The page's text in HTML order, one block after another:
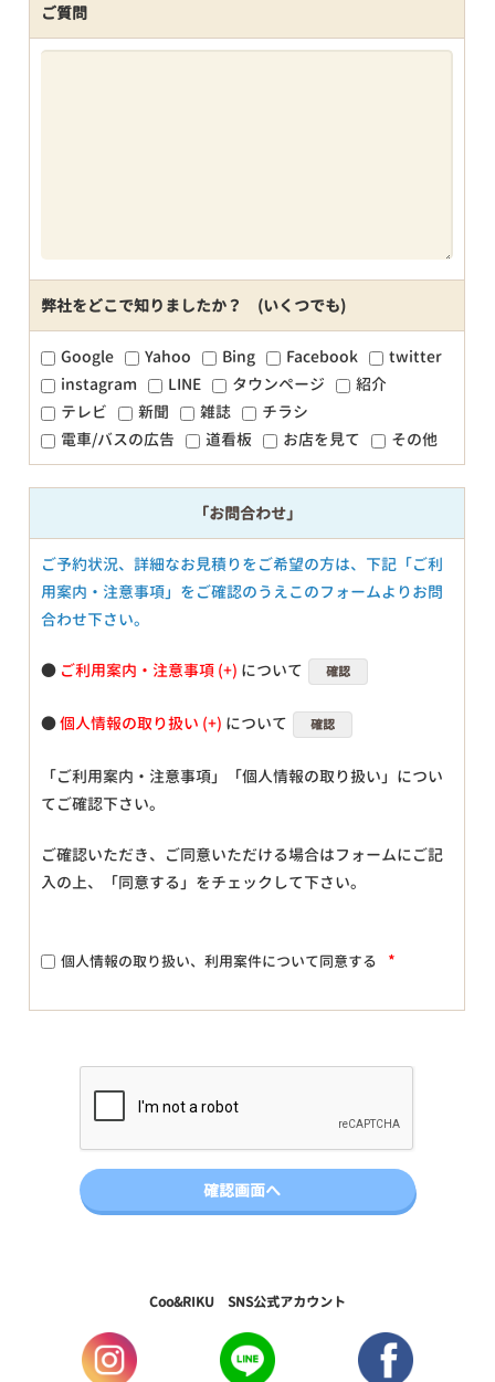
ご質問
弊社をどこで知りましたか？ (いくつでも)
Google Yahoo Bing Facebook
twitter
instagram
LINE タウンページ
紹介
テレビ
新聞 雑誌
チラシ
電車/バスの広告
道看板 お店を見て その他
「お問合わせ」
ご予約状況、詳細なお見積りをご希望の方は、下記「ご利
用案内・注意事項」をご確認のうえこのフォームよりお問
合わせ下さい。
● ご利用案内・注意事項 について 確認
●個人情報の取り扱い について 確認
「ご利用案内・注意事項」「個人情報の取り扱い」につい
てご確認下さい。
ご確認いただき、ご同意いただける場合はフォームにご記
入の上、「同意する」をチェックして下さい。
個人情報の取り扱い、利用案件について同意する *
Coo&RIKU SNS公式アカウント